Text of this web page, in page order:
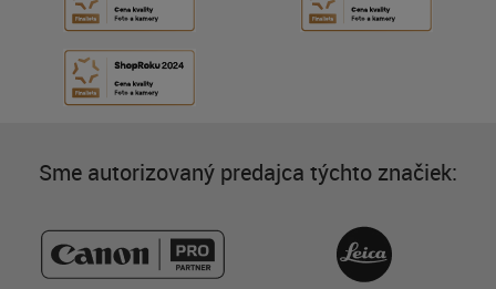
Sme autorizovaný predajca týchto značiek: